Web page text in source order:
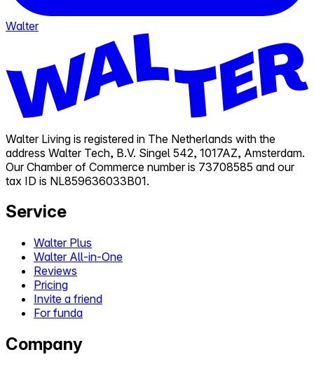
Walter
Walter Living is registered in The Netherlands with the
address Walter Tech, B.V. Singel 542, 1017AZ, Amsterdam.
Our Chamber of Commerce number is 73708585 and our
tax ID is NL859636033B01.
Service
Walter Plus
Walter All-in-One
Reviews
Pricing
Invite a friend
For funda
Company